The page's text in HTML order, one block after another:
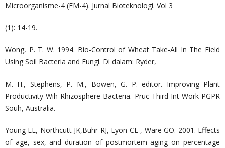
Microorganisme-4 (EM-4). Jurnal Bioteknologi. Vol 3
(1): 14-19.
Wong, P. T. W. 1994. Bio-Control of Wheat Take-All In The Field
Using Soil Bacteria and Fungi. Di dalam: Ryder,
M. H., Stephens, P. M., Bowen, G. P. editor. Improving Plant
Productivity Wih Rhizosphere Bacteria. Pruc Third Int Work PGPR
Souh, Australia.
Young LL, Northcutt JK,Buhr RJ, Lyon CE , Ware GO. 2001. Effects
of age, sex, and duration of postmortem aging on percentage